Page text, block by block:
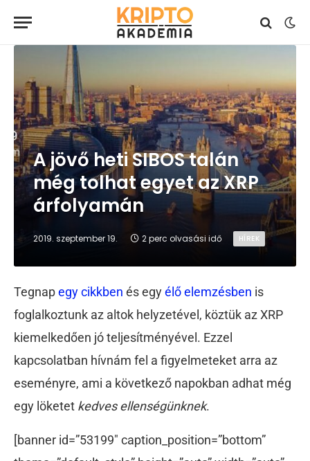
A jövő heti SIBOS talán
még tolhat egyet az XRP
árfolyamán
2019. szeptember 19. 2 perc olvasási idő HÍREK
Tegnapegy cikkben és egyélő elemzésben is
foglalkoztunk az altok helyzetével, köztük az XRP
kiemelkedően jó teljesítményével. Ezzel
kapcsolatban hívnám fel a figyelmeteket arra az
eseményre, ami a következő napokban adhat még
egy löketet kedves ellenségünknek.
[banner id=”53199″ caption_position=”bottom”